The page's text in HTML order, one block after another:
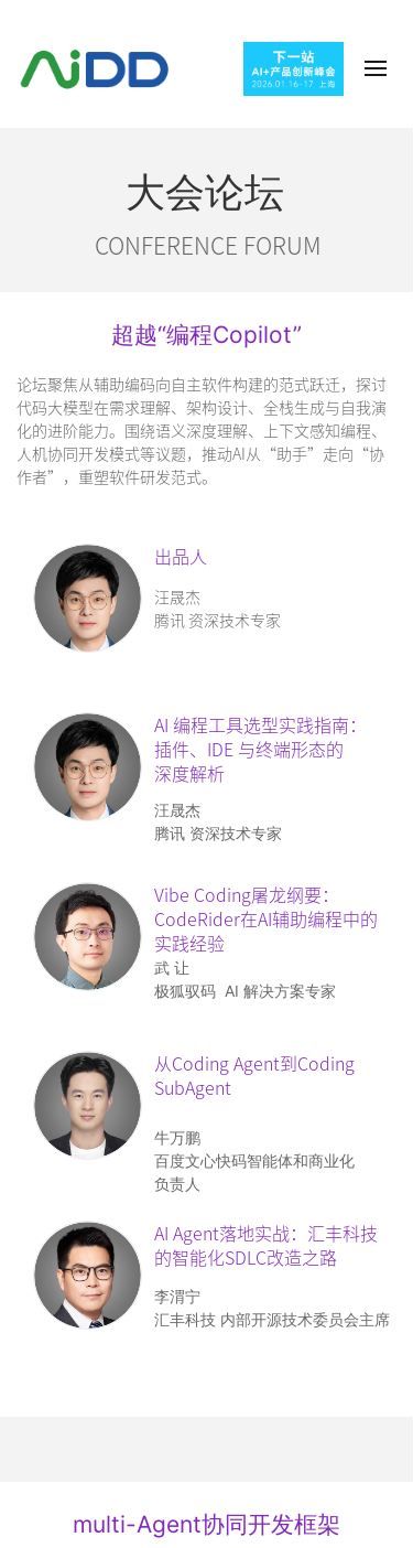
CONFERENCE FORUM
大会论坛
超越“编程Copilot”
论坛聚焦从辅助编码向自主软件构建的范式跃迁，探讨
代码大模型在需求理解、架构设计、全栈生成与自我演
化的进阶能力。围绕语义深度理解、上下文感知编程、
人机协同开发模式等议题，推动AI从“助手”走向“协
作者”，重塑软件研发范式。
出品人
汪晟杰
腾讯 资深技术专家
Vibe Coding屠龙纲要：
CodeRider在AI辅助编程中的
实践经验
武 让
极狐驭码 AI 解决方案专家
从Coding Agent到Coding
SubAgent
牛万鹏
百度文心快码智能体和商业化
负责人
AI Agent落地实战： 汇丰科技
的智能化SDLC改造之路
李渭宁
汇丰科技 内部开源技术委员会主席
AI 编程工具选型实践指南：
插件、IDE 与终端形态的
深度解析
汪晟杰
腾讯 资深技术专家
multi-Agent协同开发框架